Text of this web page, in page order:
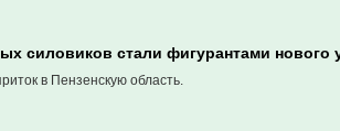
силовиков стали фигурантами нового
в Пензенскую область.